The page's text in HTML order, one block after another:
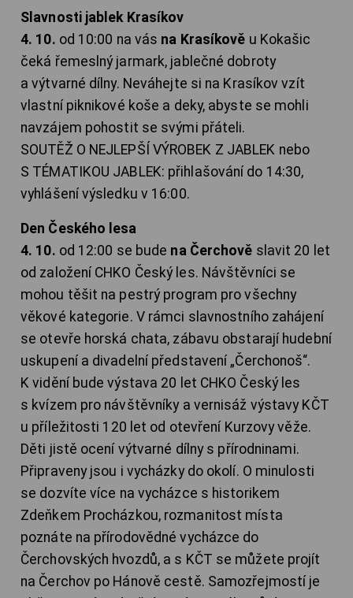
Slavnosti jablek Krasíkov
4. 10. od 10:00 na vás na Krasíkově u Kokašic
čeká řemeslný jarmark, jablečné dobroty
a výtvarné dílny. Neváhejte si na Krasíkov vzít
vlastní piknikové koše a deky, abyste se mohli
navzájem pohostit se svými přáteli.
SOUTĚŽ O NEJLEPŠÍ VÝROBEK Z JABLEK nebo
S TÉMATIKOU JABLEK: přihlašování do 14:30,
vyhlášení výsledku v 16:00.
Den Českého lesa
4. 10. od 12:00 se bude na Čerchově slavit 20 let
od založení CHKO Český les. Návštěvníci se
mohou těšit na pestrý program pro všechny
věkové kategorie. V rámci slavnostního zahájení
se otevře horská chata, zábavu obstarají hudební
uskupení a divadelní představení „Čerchonoš“.
K vidění bude výstava 20 let CHKO Český les
s kvízem pro návštěvníky a vernisáž výstavy KČT
u příležitosti 120 let od otevření Kurzovy věže.
Děti jistě ocení výtvarné dílny s přírodninami.
Připraveny jsou i vycházky do okolí. O minulosti
se dozvíte více na vycházce s historikem
Zdeňkem Procházkou, rozmanitost místa
poznáte na přírodovědné vycházce do
Čerchovských hvozdů, a s KČT se můžete projít
na Čerchov po Hánově cestě. Samozřejmostí je